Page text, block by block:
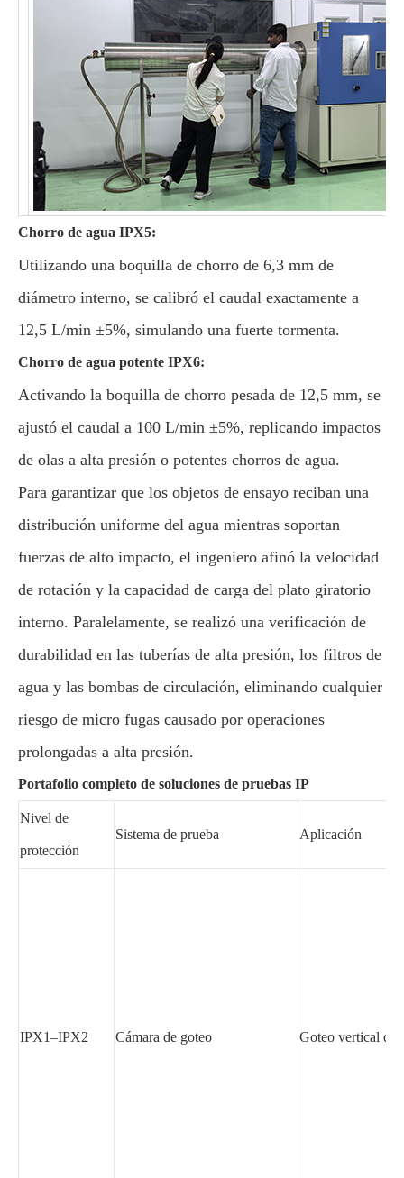
Chorro de agua IPX5:
Utilizando una boquilla de chorro de 6,3 mm de
diámetro interno, se calibró el caudal exactamente a
12,5 L/min ±5%, simulando una fuerte tormenta.
Chorro de agua potente IPX6:
Activando la boquilla de chorro pesada de 12,5 mm, se
ajustó el caudal a 100 L/min ±5%, replicando impactos
de olas a alta presión o potentes chorros de agua.
Para garantizar que los objetos de ensayo reciban una
distribución uniforme del agua mientras soportan
fuerzas de alto impacto, el ingeniero afinó la velocidad
de rotación y la capacidad de carga del plato giratorio
interno. Paralelamente, se realizó una verificación de
durabilidad en las tuberías de alta presión, los filtros de
agua y las bombas de circulación, eliminando cualquier
riesgo de micro fugas causado por operaciones
prolongadas a alta presión.
Portafolio completo de soluciones de pruebas IP
Nivel de
protección
Sistema de prueba Aplicación
IPX1–IPX2 Cámara de goteo Goteo vertical de